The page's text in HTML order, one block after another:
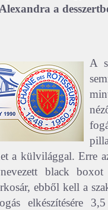
a
A
a külvilággal. Erre
black
ebből kell a
elkészítésére